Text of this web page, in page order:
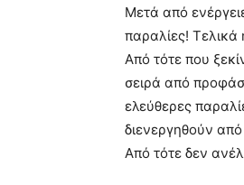
Μετά από
παραλίες! Τελικά
Από τότε που
σειρά από
ελεύθερες
διενεργηθούν από
Από τότε δεν